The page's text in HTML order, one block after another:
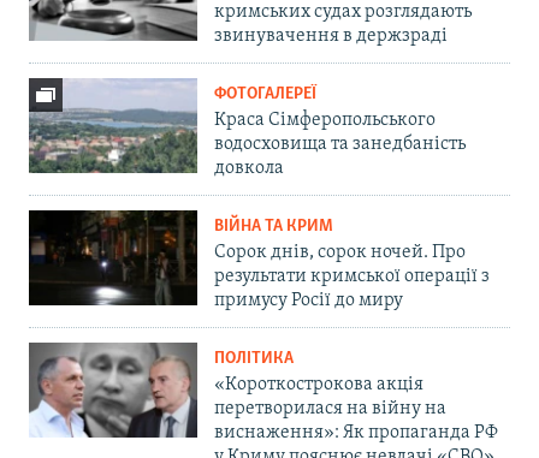
кримських судах розглядають
звинувачення в держзраді
ФОТОГАЛЕРЕЇ
Краса Сімферопольського
водосховища та занедбаність
довкола
ВІЙНА ТА КРИМ
Сорок днів, сорок ночей. Про
результати кримської операції з
примусу Росії до миру
ПОЛІТИКА
«Короткострокова акція
перетворилася на війну на
виснаження»: Як пропаганда РФ